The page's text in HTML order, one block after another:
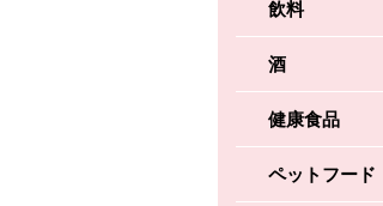
飲料
酒
健康食品
ペットフード